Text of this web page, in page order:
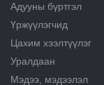
Адууны бүртгэл
Үржүүлэгчид
Цахим хээлтүүлэг
Уралдаан
Мэдээ, мэдээлэл